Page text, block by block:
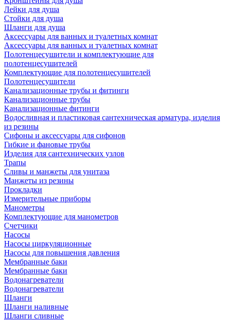
Лейки для душа
Стойки для душа
Шланги для душа
Аксессуары для ванных и туалетных комнат
Аксессуары для ванных и туалетных комнат
Полотенцесушители и комплектующие для
полотенцесушителей
Комплектующие для полотенцесушителей
Полотенцесушители
Канализационные трубы и фитинги
Канализационные трубы
Канализационные фитинги
Водосливная и пластиковая сантехническая арматура, изделия
из резины
Сифоны и аксессуары для сифонов
Гибкие и фановые трубы
Изделия для сантехнических узлов
Трапы
Сливы и манжеты для унитаза
Манжеты из резины
Прокладки
Измерительные приборы
Манометры
Комплектующие для манометров
Счетчики
Насосы
Насосы циркуляционные
Насосы для повышения давления
Мембранные баки
Мембранные баки
Водонагреватели
Водонагреватели
Шланги
Шланги наливные
Шланги сливные